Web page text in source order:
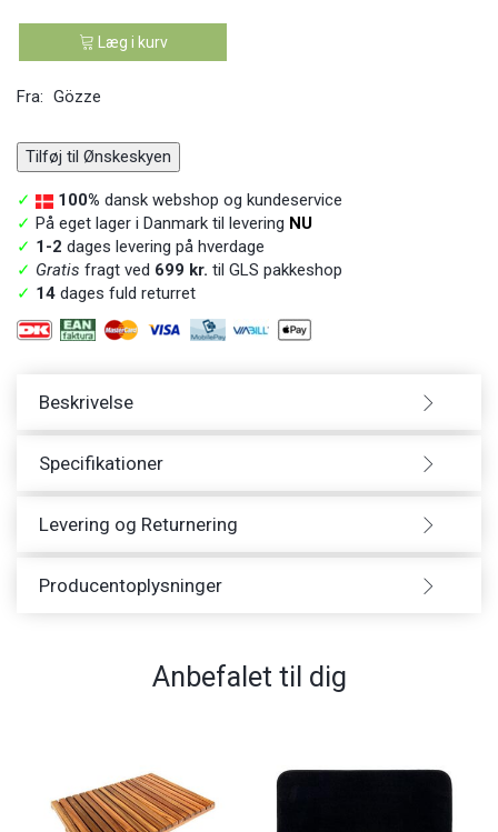
Læg i kurv
Fra: Gözze
Tilføj til Ønskeskyen
✓ 100% dansk webshop og kundeservice
✓ På eget lager i Danmark til levering NU
✓ 1-2 dages levering på hverdage
✓ Gratis fragt ved 699 kr. til GLS pakkeshop
✓ 14 dages fuld returret
Beskrivelse
Specifikationer
Levering og Returnering
Producentoplysninger
Anbefalet til dig